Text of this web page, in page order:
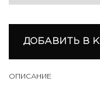
ДОБАВИТЬ В
ОПИСАНИЕ